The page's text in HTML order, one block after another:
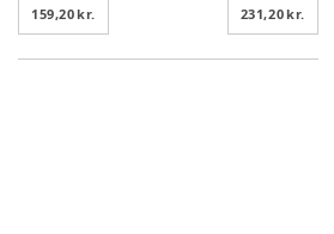
159,20 kr. 231,20 kr.